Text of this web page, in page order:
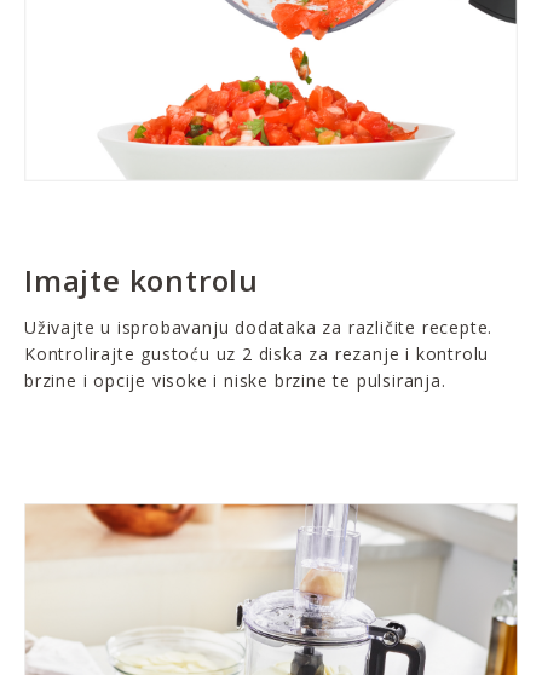
Imajte kontrolu
Uživajte u isprobavanju dodataka za različite recepte.
Kontrolirajte gustoću uz 2 diska za rezanje i kontrolu
brzine i opcije visoke i niske brzine te pulsiranja.